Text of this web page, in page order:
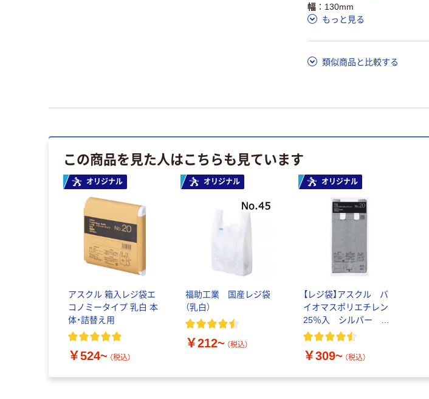
幅
130mm
もっと見る
類似商品と比較する
この商品を見た人はこちらも見ています
オリジナル
アスクル 箱入レジ袋エ
コノミータイプ 乳白 本
体・詰替え用
￥524~ （税込）
オリジナル
福助工業 国産レジ袋
（乳白）
￥212~ （税込）
オリジナル
【レジ袋】アスクル バ
イオマスポリエチレン
25％入 シルバー レ
ジ袋
￥309~ （税込）